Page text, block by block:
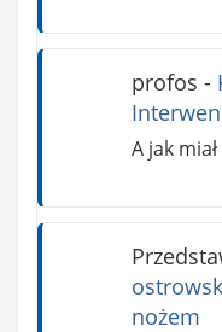
profos -
A jak
nożem